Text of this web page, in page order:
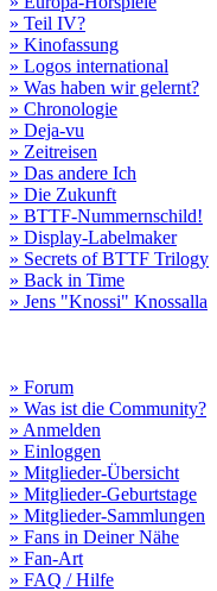
» Teil IV?
» Kinofassung
» Logos international
» Was haben wir gelernt?
» Chronologie
» Deja-vu
» Zeitreisen
» Das andere Ich
» Die Zukunft
» BTTF-Nummernschild!
» Display-Labelmaker
» Secrets of BTTF Trilogy
» Back in Time
» Jens "Knossi" Knossalla
» Forum
» Was ist die Community?
» Anmelden
» Einloggen
» Mitglieder-Übersicht
» Mitglieder-Geburtstage
» Mitglieder-Sammlungen
» Fans in Deiner Nähe
» Fan-Art
» FAQ / Hilfe